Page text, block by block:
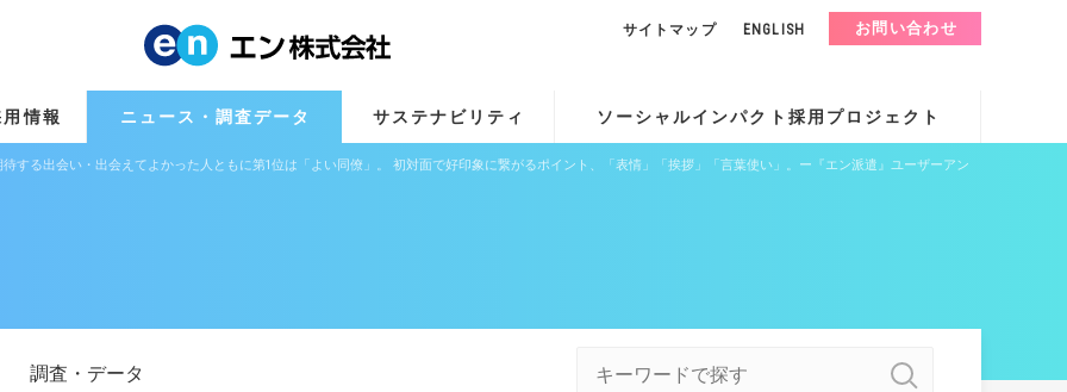
用情報 ニュース・調査データ サステナビリティ ソーシャルインパクト採用プロジェクト
サイトマップ ENGLISH お問い合わせ
する出会い・出会えてよかった人ともに第1位は「よい同僚」。 初対面で好印象に繋がるポイント、「表情」「挨拶」「言葉使い」。ー『エン派遣』ユーザーアン
調査・データ